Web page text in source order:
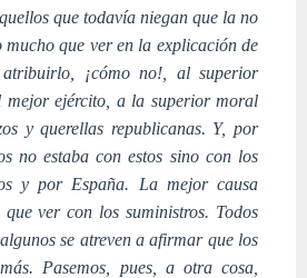
que todavía niegan que la no
mucho que ver en la explicación de
atribuirlo, ¡cómo no!, al superior
mejor ejército, a la superior moral
y querellas republicanas. Y, por
no estaba con estos sino con los
y por España. La mejor causa
ver con los suministros. Todos
se atreven a afirmar que los
Pasemos, pues, a otra cosa,